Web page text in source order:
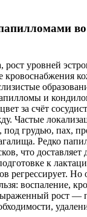
уровней
кровоснабжения
и
за счёт
Частые
грудью, пах,
Редко
что
к
регрессирует. Но
воспаление,
рост —